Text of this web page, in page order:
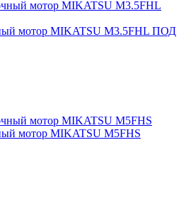
мотор MIKATSU M3.5FHL ПОД
мотор MIKATSU M5FHS